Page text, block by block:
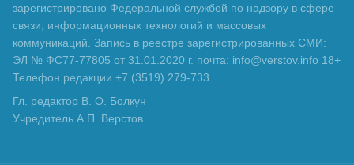
зарегистрировано Федеральной службой по надзору в сфере
связи, информационных технологий и массовых
коммуникаций. Запись в реестре зарегистрированных СМИ:
ЭЛ № ФС77-77805 от 31.01.2020 г. почта: info@verstov.info 18+
Телефон редакции +7 (3519) 279-733
Гл. редактор В. О. Болкун
Учредитель А.П. Верстов